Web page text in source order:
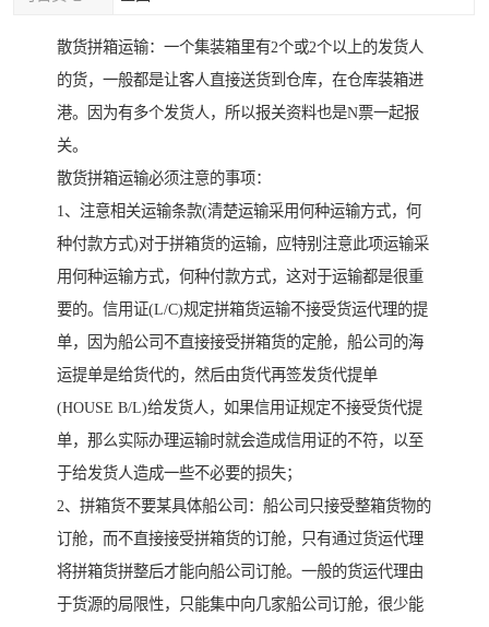
散货拼箱运输：一个集装箱里有2个或2个以上的发货人
的货，一般都是让客人直接送货到仓库，在仓库装箱进
港。因为有多个发货人，所以报关资料也是N票一起报
关。
散货拼箱运输必须注意的事项：
1、注意相关运输条款(清楚运输采用何种运输方式，何
种付款方式)对于拼箱货的运输，应特别注意此项运输采
用何种运输方式，何种付款方式，这对于运输都是很重
要的。信用证(L/C)规定拼箱货运输不接受货运代理的提
单，因为船公司不直接接受拼箱货的定舱，船公司的海
运提单是给货代的，然后由货代再签发货代提单
(HOUSE B/L)给发货人，如果信用证规定不接受货代提
单，那么实际办理运输时就会造成信用证的不符，以至
于给发货人造成一些不必要的损失；
2、拼箱货不要某具体船公司：船公司只接受整箱货物的
订舱，而不直接接受拼箱货的订舱，只有通过货运代理
将拼箱货拼整后才能向船公司订舱。一般的货运代理由
于货源的局限性，只能集中向几家船公司订舱，很少能